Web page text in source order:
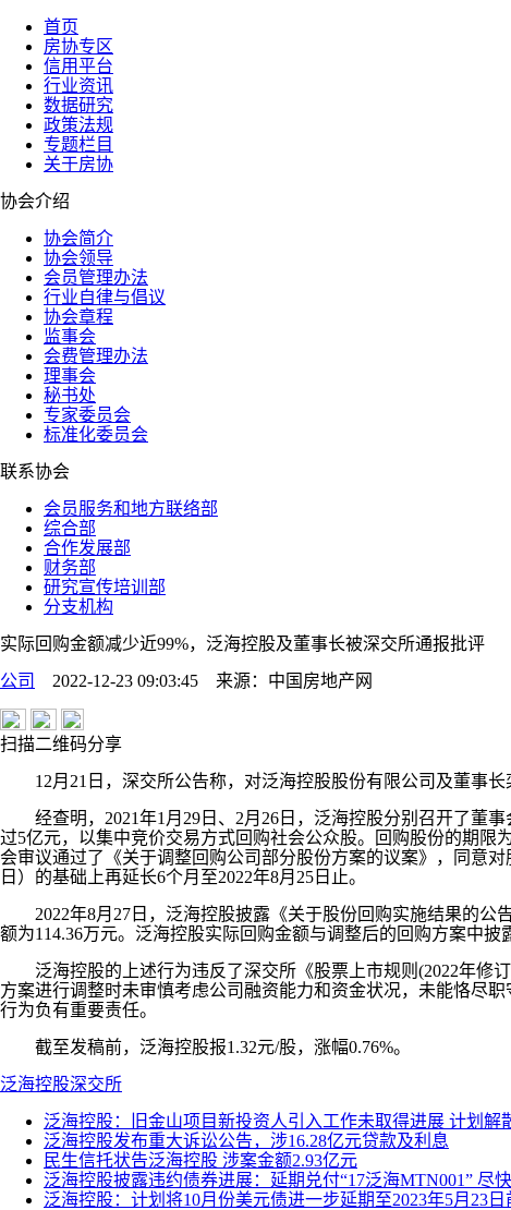
首页
房协专区
信用平台
行业资讯
数据研究
政策法规
专题栏目
关于房协
协会介绍
协会简介
协会领导
会员管理办法
行业自律与倡议
协会章程
监事会
会费管理办法
理事会
秘书处
专家委员会
标准化委员会
联系协会
会员服务和地方联络部
综合部
合作发展部
财务部
研究宣传培训部
分支机构
实际回购金额减少近99%，泛海控股及董事长被深交所通报批评
公司
2022-12-23 09:03:45 来源： 中国房地产网
扫描二维码分享
12月21日，深交所公告称，对泛海控股股份有限公司及董事长
经查明，2021年1月29日、2月26日，泛海控股分别召开了董事
过5亿元，以集中竞价交易方式回购社会公众股。回购股份的期限
会审议通过了《关于调整回购公司部分股份方案的议案》，同意
日）的基础上再延长6个月至2022年8月25日止。
2022年8月27日，泛海控股披露《关于股份回购实施结果的公
额为114.36万元。泛海控股实际回购金额与调整后的回购方案中披
泛海控股的上述行为违反了深交所《股票上市规则(2022年修
方案进行调整时未审慎考虑公司融资能力和资金状况，未能恪尽
行为负有重要责任。
截至发稿前，泛海控股报1.32元/股，涨幅0.76%。
泛海控股深交所
泛海控股：旧金山项目新投资人引入工作未取得进展 计划解
泛海控股发布重大诉讼公告，涉16.28亿元贷款及利息
民生信托状告泛海控股 涉案金额2.93亿元
泛海控股披露违约债券进展：延期兑付“17泛海MTN001” 尽
泛海控股：计划将10月份美元债进一步延期至2023年5月23日